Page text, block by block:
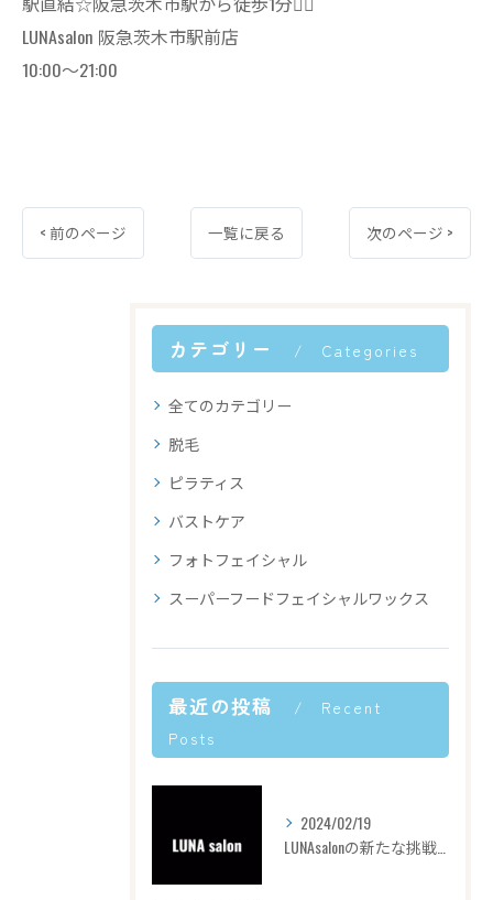
LUNAsalon 阪急茨木市駅前店
10:00〜21:00
< 前のページ 一覧に戻る 次のページ >
カテゴリー Categories
全てのカテゴリー
脱毛
ピラティス
バストケア
フォトフェイシャル
スーパーフードフェイシャルワックス
最近の投稿
Recent
Posts
2024/02/19